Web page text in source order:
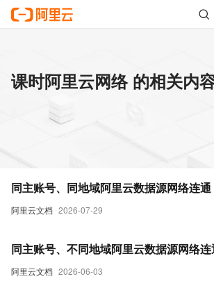
课时阿里云网络 的相关内
阿里云文档 2026-07-29
同主账号、同地域阿里云数据源网络连通
阿里云文档 2026-06-03
同主账号、不同地域阿里云数据源网络